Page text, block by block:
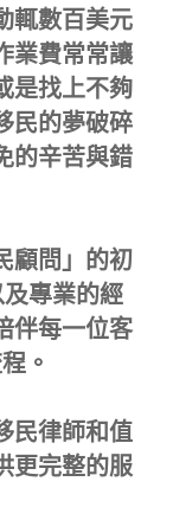
輒數百美元
業費常常讓
是找上不夠
民的夢破碎
的辛苦與錯
顧問」的初
專業的經
伴每一位客
。
民律師和值
更完整的服